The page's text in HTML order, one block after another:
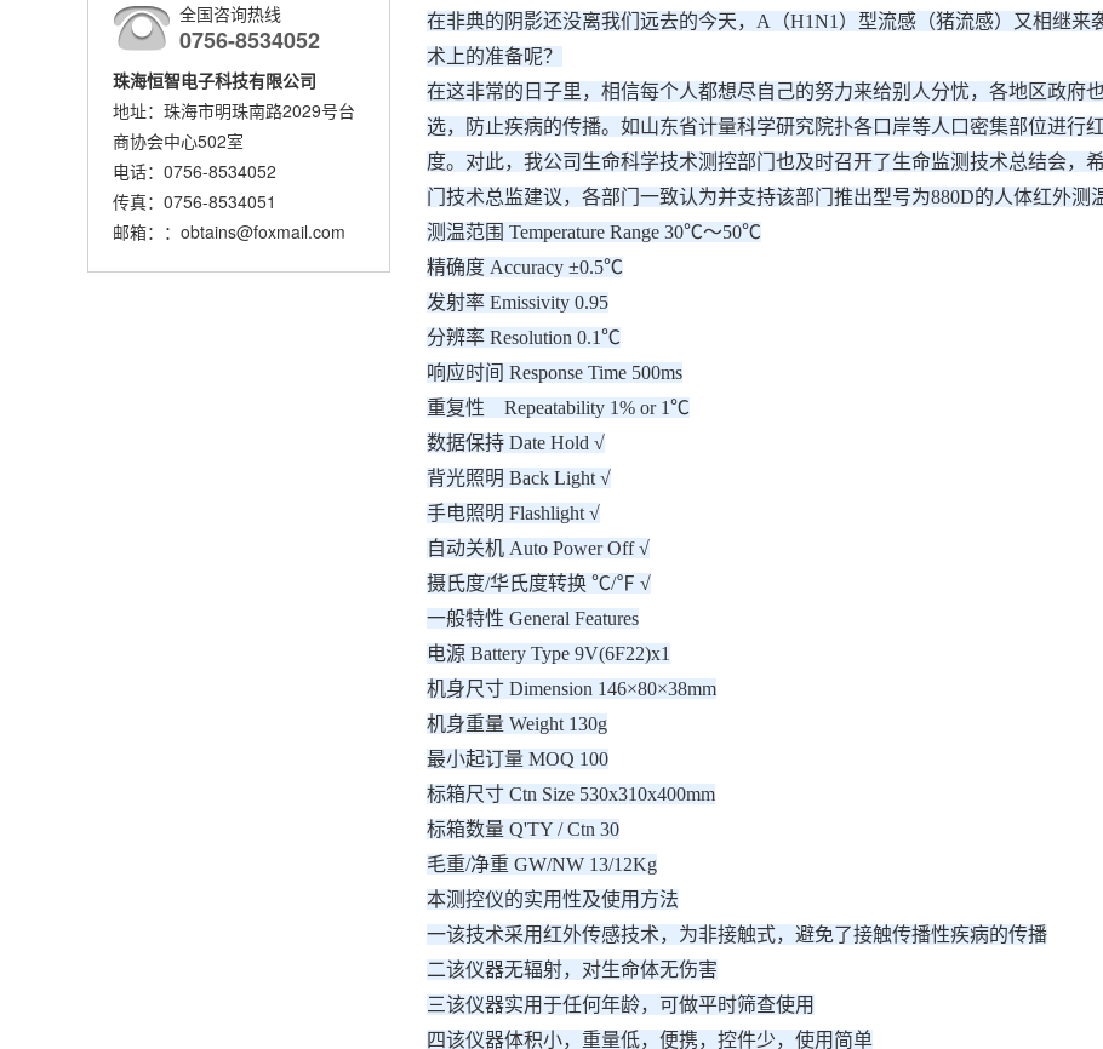
全国咨询热线
0756-8534052
珠海恒智电子科技有限公司
地址：珠海市明珠南路2029号台
商协会中心502室
电话：0756-8534052
传真：0756-8534051
邮箱：：obtains@foxmail.com
在非典的阴影还没离我们远去的今天，A（H1N1）型流感（猪流感）又相继
术上的准备呢？
在这非常的日子里，相信每个人都想尽自己的努力来给别人分忧，各地区政府
选，防止疾病的传播。如山东省计量科学研究院扑各口岸等人口密集部位进行
度。对此，我公司生命科学技术测控部门也及时召开了生命监测技术总结会，
门技术总监建议，各部门一致认为并支持该部门推出型号为880D的人体红外测
测温范围 Temperature Range 30℃～50℃
精确度 Accuracy ±0.5℃
发射率 Emissivity 0.95
分辨率 Resolution 0.1℃
响应时间 Response Time 500ms
重复性 Repeatability 1% or 1℃
数据保持 Date Hold √
背光照明 Back Light √
手电照明 Flashlight √
自动关机 Auto Power Off √
摄氏度/华氏度转换 ℃/℉ √
一般特性 General Features
电源 Battery Type 9V(6F22)x1
机身尺寸 Dimension 146×80×38mm
机身重量 Weight 130g
最小起订量 MOQ 100
标箱尺寸 Ctn Size 530x310x400mm
标箱数量 Q'TY / Ctn 30
毛重/净重 GW/NW 13/12Kg
本测控仪的实用性及使用方法
一该技术采用红外传感技术，为非接触式，避免了接触传播性疾病的传播
二该仪器无辐射，对生命体无伤害
三该仪器实用于任何年龄，可做平时筛查使用
四该仪器体积小，重量低，便携，控件少，使用简单